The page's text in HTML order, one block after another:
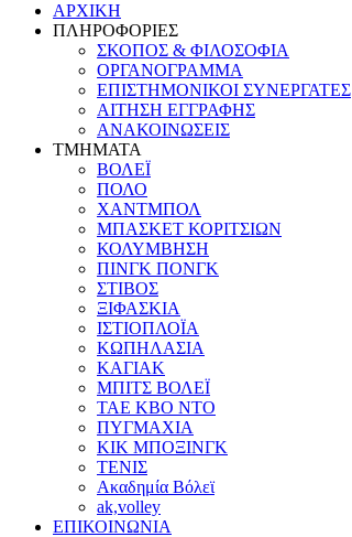
ΑΡΧΙΚΗ
ΠΛΗΡΟΦΟΡΙΕΣ
ΣΚΟΠΟΣ & ΦΙΛΟΣΟΦΙΑ
ΟΡΓΑΝΟΓΡΑΜΜΑ
ΕΠΙΣΤΗΜΟΝΙΚΟΙ ΣΥΝΕΡΓΑΤΕΣ
ΑΙΤΗΣΗ ΕΓΓΡΑΦΗΣ
ΑΝΑΚΟΙΝΩΣΕΙΣ
ΤΜΗΜΑΤΑ
ΒΟΛΕΪ
ΠΟΛΟ
ΧΑΝΤΜΠΟΛ
ΜΠΑΣΚΕΤ ΚΟΡΙΤΣΙΩΝ
ΚΟΛΥΜΒΗΣΗ
ΠΙΝΓΚ ΠΟΝΓΚ
ΣΤΙΒΟΣ
ΞΙΦΑΣΚΙΑ
ΙΣΤΙΟΠΛΟΪΑ
ΚΩΠΗΛΑΣΙΑ
ΚΑΓΙΑΚ
ΜΠΙΤΣ ΒΟΛΕΪ
ΤΑΕ ΚΒΟ ΝΤΟ
ΠΥΓΜΑΧΙΑ
ΚΙΚ ΜΠΟΞΙΝΓΚ
ΤΕΝΙΣ
Ακαδημία Βόλεϊ
ak,volley
ΕΠΙΚΟΙΝΩΝΙΑ